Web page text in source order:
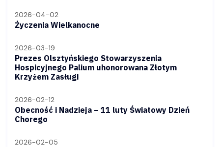
2026-04-02
Życzenia Wielkanocne
2026-03-19
Prezes Olsztyńskiego Stowarzyszenia
Hospicyjnego Palium uhonorowana Złotym
Krzyżem Zasługi
2026-02-12
Obecność i Nadzieja – 11 luty Światowy Dzień
Chorego
2026-02-05